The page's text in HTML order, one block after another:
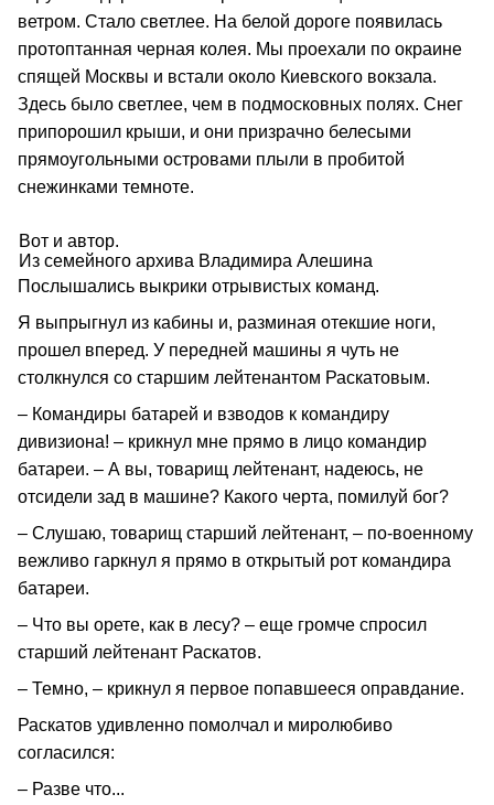
ветром. Стало светлее. На белой дороге появилась
протоптанная черная колея. Мы проехали по окраине
спящей Москвы и встали около Киевского вокзала.
Здесь было светлее, чем в подмосковных полях. Снег
припорошил крыши, и они призрачно белесыми
прямоугольными островами плыли в пробитой
снежинками темноте.
Вот и автор.
Из семейного архива Владимира Алешина
Послышались выкрики отрывистых команд.
Я выпрыгнул из кабины и, разминая отекшие ноги,
прошел вперед. У передней машины я чуть не
столкнулся со старшим лейтенантом Раскатовым.
– Командиры батарей и взводов к командиру
дивизиона! – крикнул мне прямо в лицо командир
батареи. – А вы, товарищ лейтенант, надеюсь, не
отсидели зад в машине? Какого черта, помилуй бог?
– Слушаю, товарищ старший лейтенант, – по-военному
вежливо гаркнул я прямо в открытый рот командира
батареи.
– Что вы орете, как в лесу? – еще громче спросил
старший лейтенант Раскатов.
– Темно, – крикнул я первое попавшееся оправдание.
Раскатов удивленно помолчал и миролюбиво
согласился:
– Разве что...